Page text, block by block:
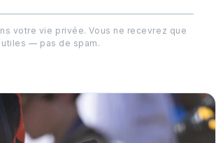
votre vie privée. Vous ne recevrez que
— pas de spam.